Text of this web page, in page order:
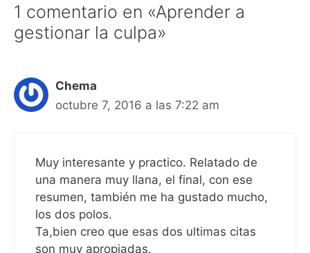
1 comentario en «Aprender a
gestionar la culpa»
Chema
octubre 7, 2016 a las 7:22 am
Muy interesante y practico. Relatado de
una manera muy llana, el final, con ese
resumen, también me ha gustado mucho,
los dos polos.
Ta,bien creo que esas dos ultimas citas
son muy apropiadas.